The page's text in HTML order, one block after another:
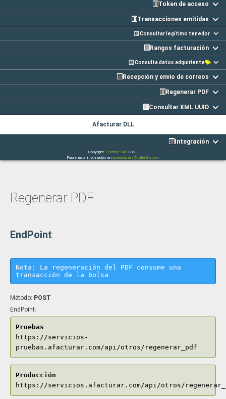
Token de acceso
Transacciones emitidas
Consultar legítimo tenedor
Rangos facturación
Consulta datos adquiriente
Recepción y envio de correos
Regenerar PDF
Consultar XML UUID
Afacturar.DLL
Integración
Copyright Teleinte SAS2021
Para mayor información en operaciones@teleinte.com
Regenerar PDF
EndPoint
Nota: La regeneración del PDF consume una
transacción de la bolsa
Método: POST
EndPoint:
Pruebas
https://servicios-
pruebas.afacturar.com/api/otros/regenerar_pdf
Producción
https://servicios.afacturar.com/api/otros/